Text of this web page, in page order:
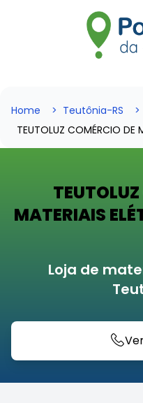
Home Teutônia-RS
TEUTOLUZ COMÉRCIO DE
MATERIAIS
Loja de